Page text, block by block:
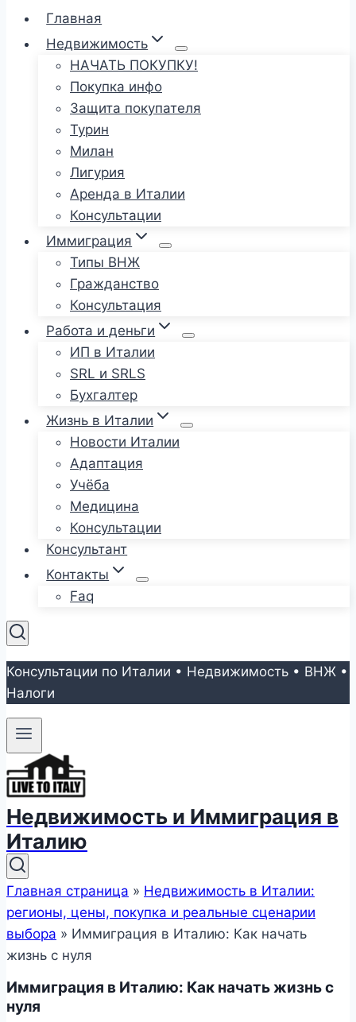
Главная
Недвижимость
НАЧАТЬ ПОКУПКУ!
Покупка инфо
Защита покупателя
Турин
Милан
Лигурия
Аренда в Италии
Консультации
Иммиграция
Типы ВНЖ
Гражданство
Консультация
Работа и деньги
ИП в Италии
SRL и SRLS
Бухгалтер
Жизнь в Италии
Новости Италии
Адаптация
Учёба
Медицина
Консультации
Консультант
Контакты
Faq
Консультации по Италии • Недвижимость • ВНЖ •
Налоги
Недвижимость и Иммиграция в
Италию
Главная страница » Недвижимость в Италии:
регионы, цены, покупка и реальные сценарии
выбора » Иммиграция в Италию: Как начать
жизнь с нуля
Иммиграция в Италию: Как начать жизнь с
нуля